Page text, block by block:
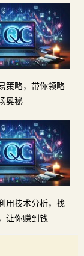
策略，带你领略
奥秘
用技术分析，找
让你赚到钱